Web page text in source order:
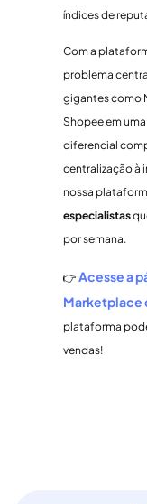
índices de
Com a
problema
gigantes como
Shopee em
diferencial
centralização à
nossa
especialistas
por semana.
👉 Acesse a
Marketplace
plataforma
vendas!